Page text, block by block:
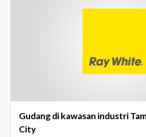
Gudang di kawasan industri
City